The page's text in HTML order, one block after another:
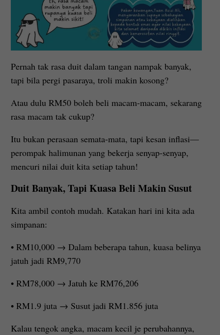
Pernah tak rasa duit dalam tangan nampak banyak,
tapi bila pergi pasaraya, troli makin kosong?
Atau dulu RM50 boleh beli macam-macam, sekarang
rasa macam tak cukup?
Itu bukan perasaan semata-mata, tapi kesan inflasi—
perompak halimunan yang bekerja senyap-senyap,
mencuri nilai duit kita setiap tahun!
Duit Banyak, Tapi Kuasa Beli Makin Susut
Kita ambil contoh mudah. Katakan hari ini kita ada
simpanan:
• RM10,000 → Dalam beberapa tahun, kuasa belinya
jatuh jadi RM9,770
• RM78,000 → Jatuh ke RM76,206
• RM1.9 juta → Susut jadi RM1.856 juta
Kalau tengok angka, macam kecil je perubahannya,